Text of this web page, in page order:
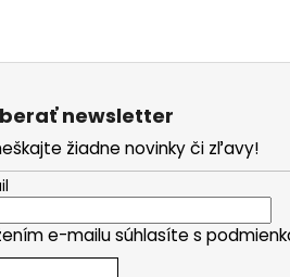
newsletter
žiadne novinky či zľavy!
e-mailu súhlasíte s